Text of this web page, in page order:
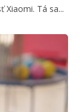
Tá sa...